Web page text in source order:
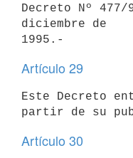
Decreto Nº
diciembre de
Artículo 29
Este Decreto
Artículo 30